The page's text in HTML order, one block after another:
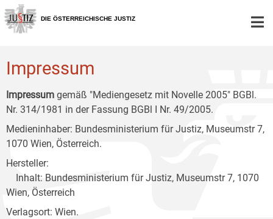
Zur
Hauptnavigation
[1]
Zum
Inhalt
[2]
Zum
Untermenü
[3]
DIE ÖSTERREICHISCHE JUSTIZ
Impressum
Impressum gemäß "Mediengesetz mit Novelle 2005" BGBl.
Nr. 314/1981 in der Fassung BGBl I Nr. 49/2005.
Medieninhaber: Bundesministerium für Justiz, Museumstr 7,
1070 Wien, Österreich.
Hersteller:
Inhalt: Bundesministerium für Justiz, Museumstr 7, 1070
Wien, Österreich
Verlagsort: Wien.